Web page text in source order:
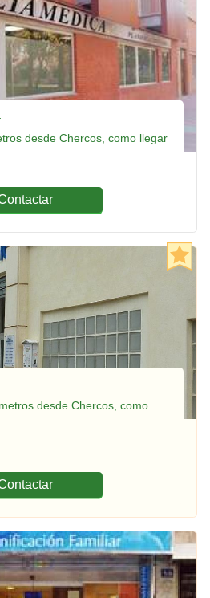
desde Chercos, como llegar
desde Chercos, como